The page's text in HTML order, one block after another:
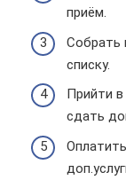
приём.
Собрать
списку.
Прийти
сдать